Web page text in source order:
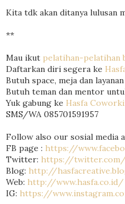
Kita tdk akan ditanya lulusan
**
Mau ikut pelatihan-pelatihan
Daftarkan diri segera ke
Butuh space, meja dan
Butuh teman dan mentor
Yuk gabung ke Hasfa
SMS/WA 085701591957
Follow also our sosial media
FB page : https://
Twitter: https://twitter.com/
Blog: http://
Web: http://www.hasfa.co.id/
IG: https://